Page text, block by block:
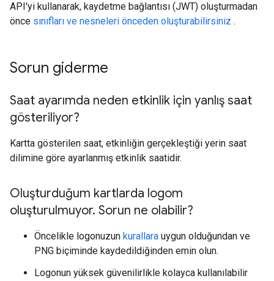
API'yi kullanarak, kaydetme bağlantısı (JWT) oluşturmadan
önce sınıfları ve nesneleri önceden oluşturabilirsiniz .
Sorun giderme
Saat ayarımda neden etkinlik için yanlış saat
gösteriliyor?
Kartta gösterilen saat, etkinliğin gerçekleştiği yerin saat
dilimine göre ayarlanmış etkinlik saatidir.
Oluşturduğum kartlarda logom
oluşturulmuyor. Sorun ne olabilir?
Öncelikle logonuzun kurallara uygun olduğundan ve
PNG biçiminde kaydedildiğinden emin olun.
Logonun yüksek güvenilirlikle kolayca kullanılabilir